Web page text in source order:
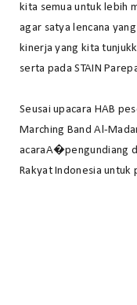
kita semua untuk lebih
agar satya lencana
kinerja yang kita
serta pada STAIN
Seusai upacara HAB
Marching Band Al-
acaraA�pengundiang
Rakyat Indonesia untuk